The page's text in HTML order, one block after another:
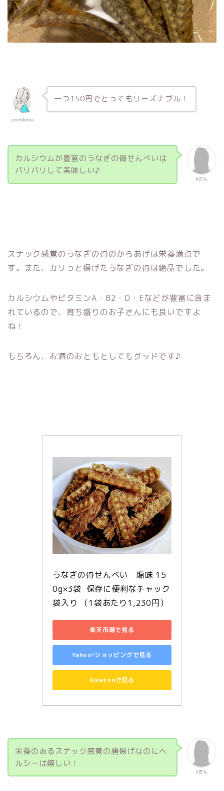
cocoshima
一つ150円でとってもリーズナブル！
Aさん
カルシウムが豊富のうなぎの骨せんべいは
パリパリして美味しい♪
スナック感覚のうなぎの骨のからあげは栄養満点で
す。また、 カリっと揚げたうなぎの骨は絶品でした。
カルシウムやビタミンA ・ B2 ・ D ・ Eなどが豊富に含ま
れているので、育ち盛りのお子さんにも良いですよ
ね！
もちろん、お酒のおともとしてもグッドです♪
うなぎの骨せんべい　塩味 15
0g×3袋  保存に便利なチャック
袋入り （1袋あたり1,230円）
楽天市場で見る
Yahoo!ショッピングで見る
Amazonで見る
Aさん
栄養のあるスナック感覚の唐揚げなのにヘ
ルシーは嬉しい！